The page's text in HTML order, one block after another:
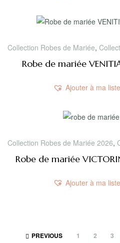
Collection Robes de Mariée,
Robe de mariée
Ajouter à ma
Collection Robes de Mariée 2026,
Robe de mariée
Ajouter à ma
PREVIOUS 1 2 3